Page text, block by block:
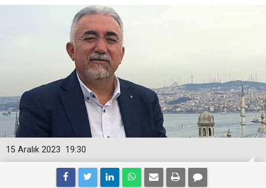
19:30
15 Aralık 2023